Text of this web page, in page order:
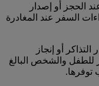
الحجز أو إصدار
السفر عند المغادرة
أو إنجاز
للطفل والشخص البالغ
توفرها.